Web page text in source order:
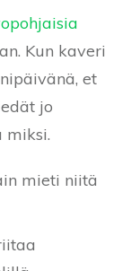
Kun kaveri
et
jo
miksi.
mieti niitä